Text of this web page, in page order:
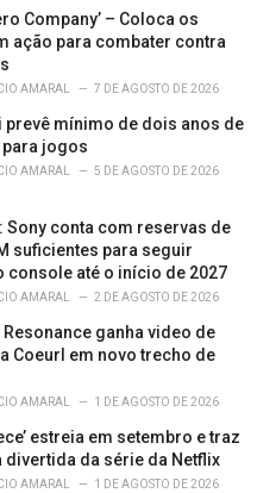
Company’ – Coloca os
ação para combater contra
AMARAL 7 DE AGOSTO DE 2026
prevê mínimo de dois anos de
jogos
AMARAL 5 DE AGOSTO DE 2026
Sony conta com reservas de
suficientes para seguir
console até o início de 2027
AMARAL 2 DE AGOSTO DE 2026
Resonance ganha video de
Coeurl em novo trecho de
AMARAL 1 DE AGOSTO DE 2026
estreia em setembro e traz
divertida da série da Netflix
AMARAL 1 DE AGOSTO DE 2026